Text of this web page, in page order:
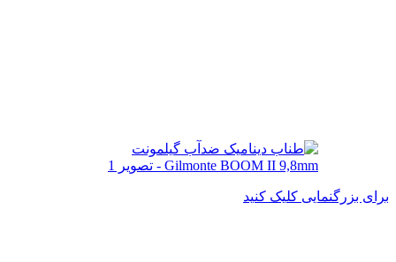
برای بزرگنمایی کلیک کنید